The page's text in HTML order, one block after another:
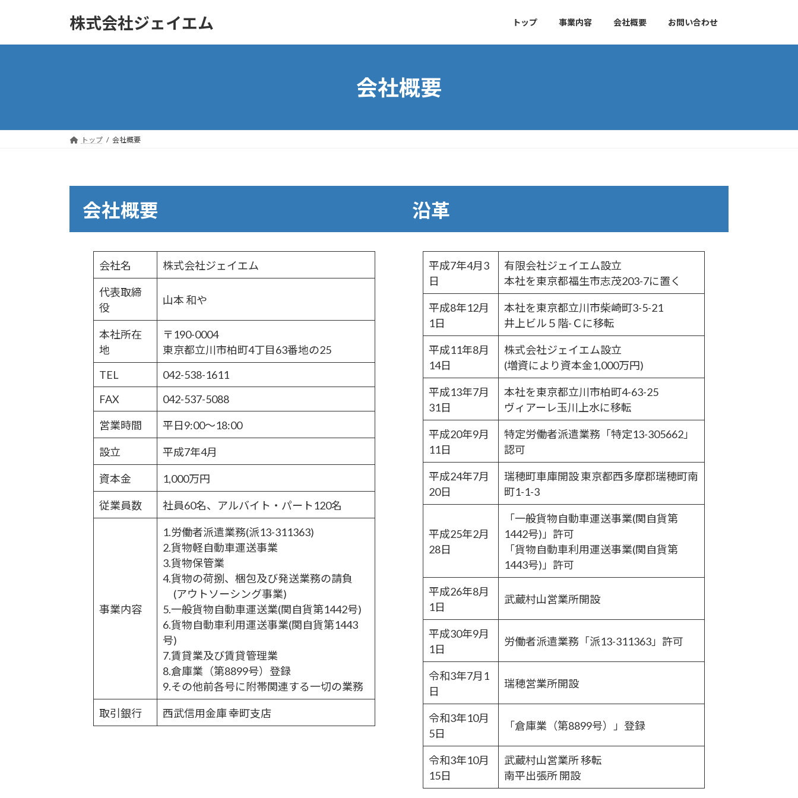
ッ
移
株式会社ジェイエム トップ 事業内容 会社概要 お問い合わせ
会社概要
トップ 会社概要
会社概要
会社名 株式会社ジェイエム
代表取締
役
山本 和や
本社所在
地
〒190-0004
東京都立川市柏町4丁目63番地の25
TEL
042-538-1611
FAX
042-537-5088
営業時間
平日9:00～18:00
設立 平成7年4月
資本金 1,000万円
従業員数 社員60名、アルバイト・パート120名
事業内容
1.労働者派遣業務(派13-311363)
2.貨物軽自動車運送事業
3.貨物保管業
4.貨物の荷捌、梱包及び発送業務の請負
(アウトソーシング事業)
5.一般貨物自動車運送業(関自貨第1442号)
6.貨物自動車利用運送事業(関自貨第1443
号)
7.賃貸業及び賃貸管理業
8.倉庫業（第8899号）登録
9.その他前各号に附帯関連する一切の業務
取引銀行 西武信用金庫 幸町支店
沿革
平成7年4月3
日
有限会社ジェイエム設立
本社を東京都福生市志茂203-7に置く
平成8年12月
1日
本社を東京都立川市柴崎町3-5-21
井上ビル５階-Ｃに移転
平成11年8月
14日
株式会社ジェイエム設立
(増資により資本金1,000万円)
平成13年7月
31日
本社を東京都立川市柏町4-63-25
ヴィアーレ玉川上水に移転
平成20年9月
11日
特定労働者派遣業務「特定13-305662」
認可
平成24年7月
20日
瑞穂町車庫開設東京都西多摩郡瑞穂町南
町1-1-3
平成25年2月
28日
「一般貨物自動車運送事業(関自貨第
1442号)」 許可
「貨物自動車利用運送事業(関自貨第
1443号)」 許可
平成26年8月
1日
武蔵村山営業所開設
平成30年9月
1日
労働者派遣業務「派13-311363」許可
令和3年7月1
日
瑞穂営業所開設
令和3年10月
5日
「倉庫業（第8899号）」登録
令和3年10月
15日
武蔵村山営業所 移転
南平出張所 開設